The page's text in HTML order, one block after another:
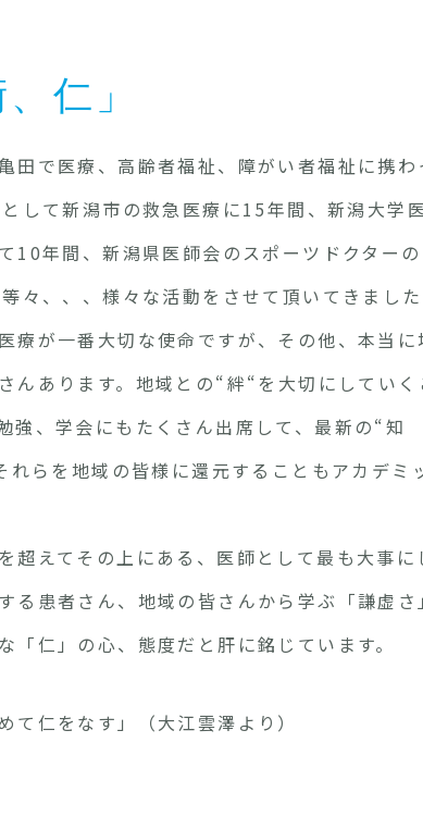
仁」
田で医療、高齢者福祉、障がい者福祉に携わ
して新潟市の救急医療に15年間、新潟大学
10年間、新潟県医師会のスポーツドクターの
々、、、様々な活動をさせて頂いてきました
療が一番大切な使命ですが、その他、本当に
んあります。地域との“絆“を大切にしていく
強、学会にもたくさん出席して、最新の“知
らを地域の皆様に還元することもアカデミ
超えてその上にある、医師として最も大事に
る患者さん、地域の皆さんから学ぶ「謙虚さ
「仁」の心、態度だと肝に銘じています。
て仁をなす」（大江雲澤より）